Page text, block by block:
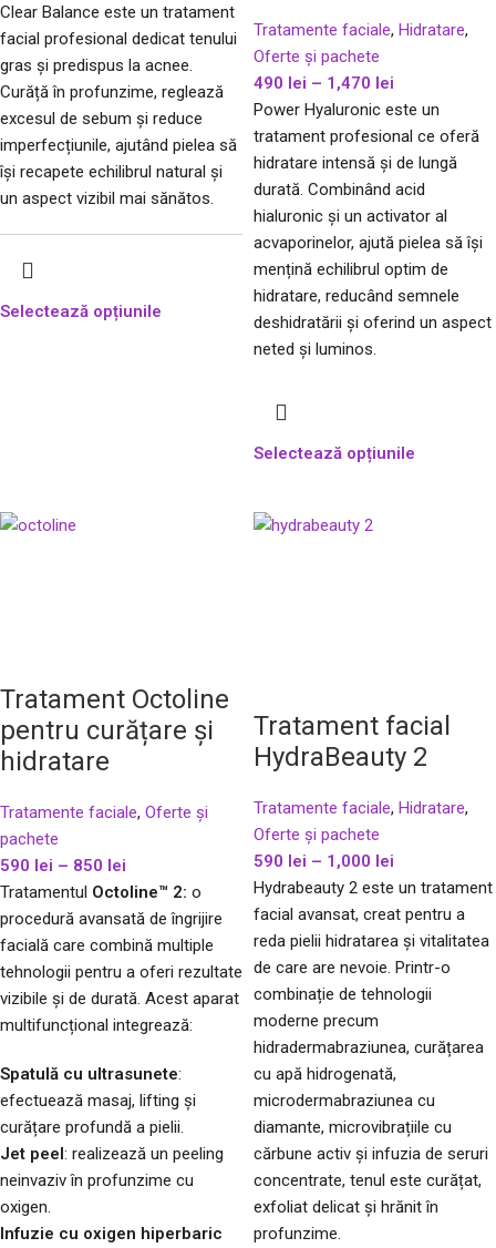
Clear Balance este un tratament
facial profesional dedicat tenului
gras și predispus la acnee.
Curăță în profunzime, reglează
excesul de sebum și reduce
imperfecțiunile, ajutând pielea să
își recapete echilibrul natural și
un aspect vizibil mai sănătos.
Selectează opțiunile
Tratamente faciale, Hidratare,
Oferte și pachete
490 lei – 1,470 lei
Power Hyaluronic este un
tratament profesional ce oferă
hidratare intensă și de lungă
durată. Combinând acid
hialuronic și un activator al
acvaporinelor, ajută pielea să își
mențină echilibrul optim de
hidratare, reducând semnele
deshidratării și oferind un aspect
neted și luminos.
Selectează opțiunile
Tratament Octoline
pentru curățare și
hidratare
Tratamente faciale, Oferte și
pachete
590 lei – 850 lei
Tratamentul Octoline™ 2: o
procedură avansată de îngrijire
facială care combină multiple
tehnologii pentru a oferi rezultate
vizibile și de durată. Acest aparat
multifuncțional integrează:
Spatulă cu ultrasunete:
efectuează masaj, lifting și
curățare profundă a pielii.
Jet peel: realizează un peeling
neinvaziv în profunzime cu
oxigen.
Infuzie cu oxigen hiperbaric
Tratament facial
HydraBeauty 2
Tratamente faciale, Hidratare,
Oferte și pachete
590 lei – 1,000 lei
Hydrabeauty 2 este un tratament
facial avansat, creat pentru a
reda pielii hidratarea și vitalitatea
de care are nevoie. Printr-o
combinație de tehnologii
moderne precum
hidradermabraziunea, curățarea
cu apă hidrogenată,
microdermabraziunea cu
diamante, microvibrațiile cu
cărbune activ și infuzia de seruri
concentrate, tenul este curățat,
exfoliat delicat și hrănit în
profunzime.